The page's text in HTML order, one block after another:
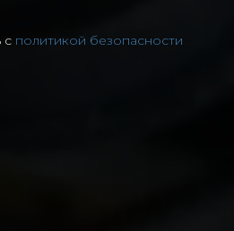
с политикой безопасности